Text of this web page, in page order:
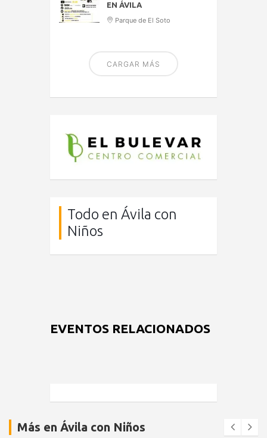
EN ÁVILA
Parque de El Soto
CARGAR MÁS
Todo en Ávila con
Niños
EVENTOS RELACIONADOS
Más en Ávila con Niños